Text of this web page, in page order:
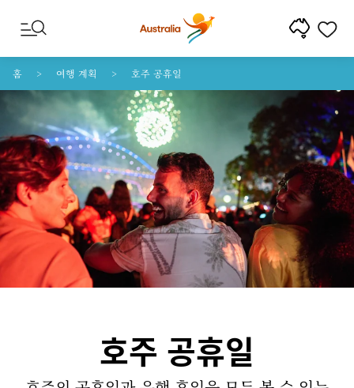
콘텐트로 건너뛰기
꼬리말 내비게이션으로 건너뛰기
홈 여행 계획 호주 공휴일
호주 공휴일